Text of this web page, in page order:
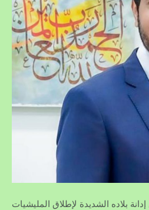
بلاده الشديدة لإطلاق المليشيات